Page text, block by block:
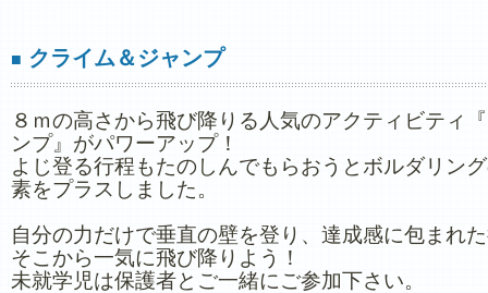
■ クライム＆ジャンプ
８ｍの高さから飛び降りる人気のアクティビティ
ンプ』がパワーアップ！
よじ登る行程もたのしんでもらおうとボルダリン
素をプラスしました。
自分の力だけで垂直の壁を登り、達成感に包まれ
そこから一気に飛び降りよう！
未就学児は保護者とご一緒にご参加下さい。